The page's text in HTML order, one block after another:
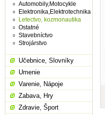
Automobily,Motocykle
Elektronika,Elektrotechnika
Letectvo, kozmonautika
Ostatné
Stavebníctvo
Strojárstvo
Učebnice, Slovníky
Umenie
Varenie, Nápoje
Zabava, Hry
Zdravie, Šport